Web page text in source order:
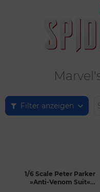
Filter anzeigen
1/6 Scale Peter Parker
»Anti-Venom Suit«